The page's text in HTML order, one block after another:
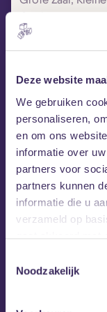
Deze website
We gebruiken
personaliseren,
en om ons
informatie over
partners voor
partners kunnen
informatie die u
verzameld op
Noodzakelijk
Gratis
Dit evenement
iets voor jou?
Carnaval
Op
tijdens het
verbindend